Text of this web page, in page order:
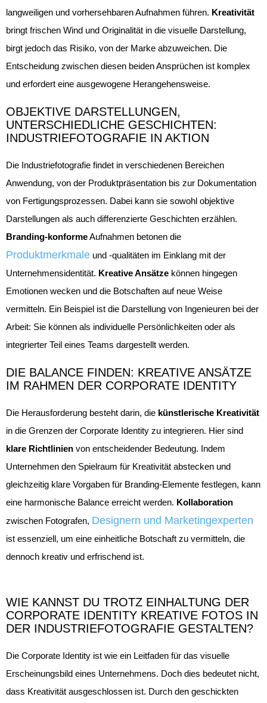
langweiligen und vorhersehbaren Aufnahmen führen. Kreativität
bringt frischen Wind und Originalität in die visuelle Darstellung,
birgt jedoch das Risiko, von der Marke abzuweichen. Die
Entscheidung zwischen diesen beiden Ansprüchen ist komplex
und erfordert eine ausgewogene Herangehensweise.
OBJEKTIVE DARSTELLUNGEN,
UNTERSCHIEDLICHE GESCHICHTEN:
INDUSTRIEFOTOGRAFIE IN AKTION
Die Industriefotografie findet in verschiedenen Bereichen
Anwendung, von der Produktpräsentation bis zur Dokumentation
von Fertigungsprozessen. Dabei kann sie sowohl objektive
Darstellungen als auch differenzierte Geschichten erzählen.
Branding-konformeAufnahmen betonen die
Produktmerkmale und -qualitäten im Einklang mit der
Unternehmensidentität. Kreative Ansätze können hingegen
Emotionen wecken und die Botschaften auf neue Weise
vermitteln. Ein Beispiel ist die Darstellung von Ingenieuren bei der
Arbeit: Sie können als individuelle Persönlichkeiten oder als
integrierter Teil eines Teams dargestellt werden.
DIE BALANCE FINDEN: KREATIVE ANSÄTZE
IM RAHMEN DER CORPORATE IDENTITY
Die Herausforderung besteht darin, die künstlerische Kreativität
in die Grenzen der Corporate Identity zu integrieren. Hier sind
klare Richtlinien von entscheidender Bedeutung. Indem
Unternehmen den Spielraum für Kreativität abstecken und
gleichzeitig klare Vorgaben für Branding-Elemente festlegen, kann
eine harmonische Balance erreicht werden. Kollaboration
zwischen Fotografen, Designern und Marketingexperten
ist essenziell, um eine einheitliche Botschaft zu vermitteln, die
dennoch kreativ und erfrischend ist.
WIE KANNST DU TROTZ EINHALTUNG DER
CORPORATE IDENTITY KREATIVE FOTOS IN
DER INDUSTRIEFOTOGRAFIE GESTALTEN?
Die Corporate Identity ist wie ein Leitfaden für das visuelle
Erscheinungsbild eines Unternehmens. Doch dies bedeutet nicht,
dass Kreativität ausgeschlossen ist. Durch den geschickten